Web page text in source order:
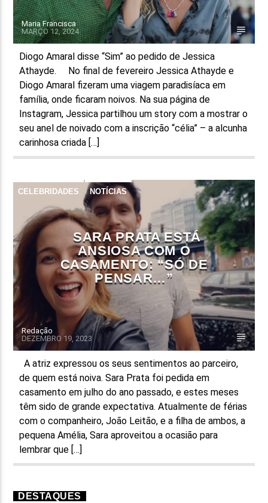
Maria Francisca
MARÇO 12, 2024
Diogo Amaral disse “Sim” ao pedido de Jessica
Athayde. No final de fevereiro Jessica Athayde e
Diogo Amaral fizeram uma viagem paradisíaca em
família, onde ficaram noivos. Na sua página de
Instagram, Jessica partilhou um story com a mostrar o
seu anel de noivado com a inscrição “célia” – a alcunha
carinhosa criada […]
CELEBRIDADES NOTÍCIAS
SARA PRATA ESTÁ
ANSIOSA COM O
CASAMENTO: “SÓ DE
PENSAR…”
Redação
DEZEMBRO 19, 2023
A atriz expressou os seus sentimentos ao parceiro,
de quem está noiva. Sara Prata foi pedida em
casamento em julho do ano passado, e estes meses
têm sido de grande expectativa. Atualmente de férias
com o companheiro, João Leitão, e a filha de ambos, a
pequena Amélia, Sara aproveitou a ocasião para
lembrar que […]
DESTAQUES